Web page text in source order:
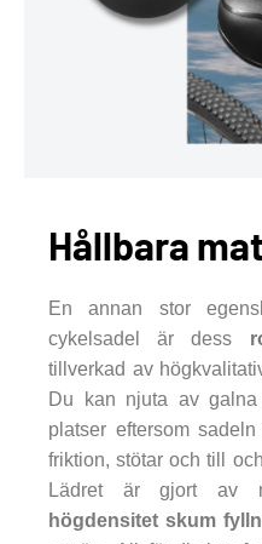
Hållbara
En annan stor
cykelsadel är dess
tillverkad av
Du kan njuta av
platser eftersom
friktion, stötar och till
Lädret är gjort av
högdensitet skum